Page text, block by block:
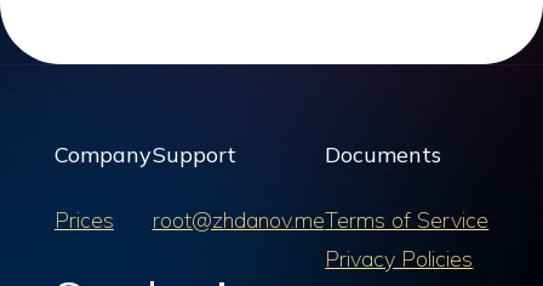
Company
Prices
Support
root@zhdanov.me
Documents
Terms of Service
Privacy Policies